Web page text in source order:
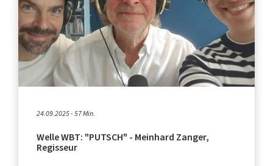
24.09.2025 - 57 Min.
Welle WBT: "PUTSCH" - Meinhard Zanger,
Regisseur